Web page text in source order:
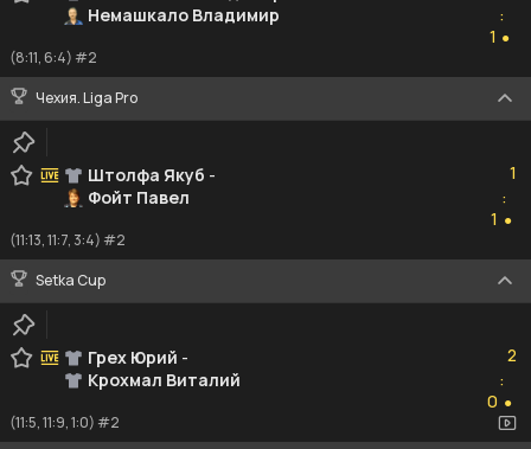
Немашкало Владимир
:
1 ●
(8:11, 6:4) #2
Чехия. Liga Pro
Штолфа Якуб -
Фойт Павел
1
:
1 ●
(11:13, 11:7, 3:4) #2
Setka Cup
Грех Юрий -
Крохмал Виталий
2
:
0 ●
(11:5, 11:9, 1:0) #2